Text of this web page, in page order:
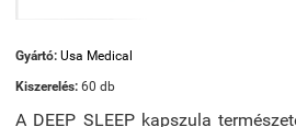
Gyártó: Usa Medical
Kiszerelés: 60 db
A DEEP SLEEP kapszula